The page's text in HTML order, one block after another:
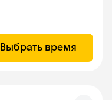
Выбрать время